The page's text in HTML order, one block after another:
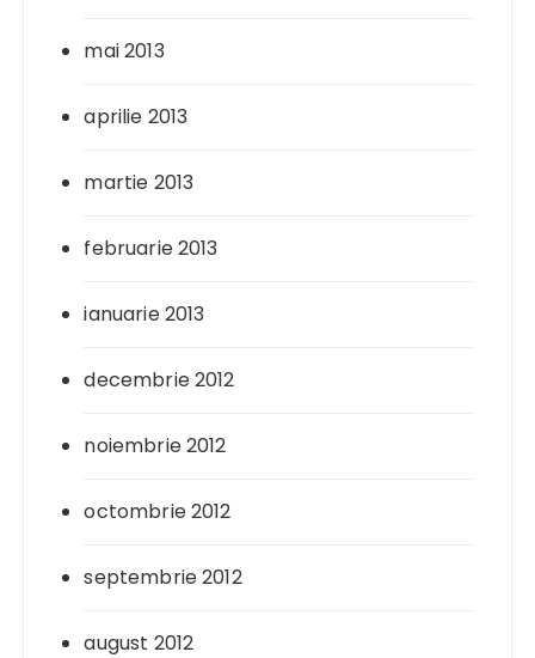
mai 2013
aprilie 2013
martie 2013
februarie 2013
ianuarie 2013
decembrie 2012
noiembrie 2012
octombrie 2012
septembrie 2012
august 2012